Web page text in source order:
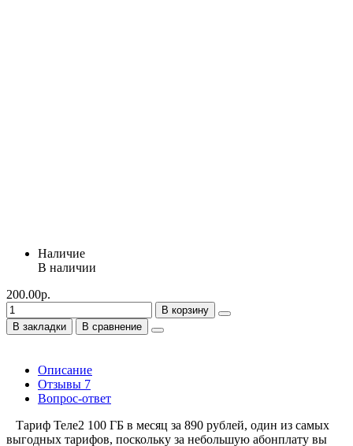
Наличие
В наличии
200.00р.
В корзину
В закладки
В сравнение
Описание
Отзывы 7
Вопрос-ответ
Тариф Теле2 100 ГБ в месяц за 890 рублей, один из самых
выгодных тарифов, поскольку за небольшую абонплату вы